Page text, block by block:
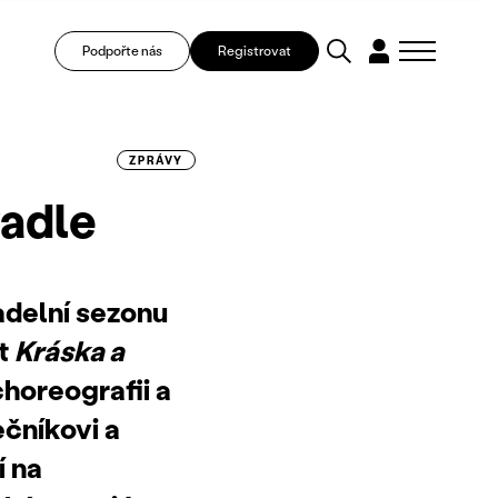
Podpořte nás Registrovat
ZPRÁVY
sezonu
Kráska a
a
a
na